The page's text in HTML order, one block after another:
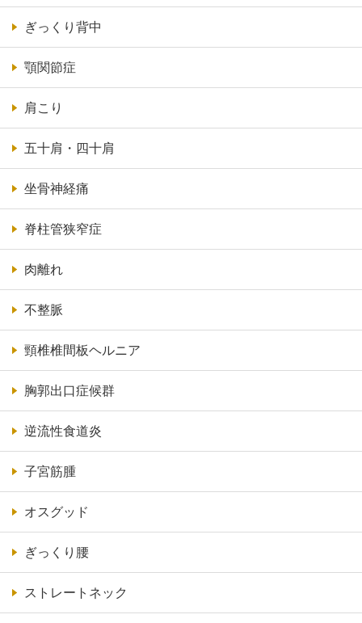
ぎっくり背中
顎関節症
肩こり
五十肩・四十肩
坐骨神経痛
脊柱管狭窄症
肉離れ
不整脈
頸椎椎間板ヘルニア
胸郭出口症候群
逆流性食道炎
子宮筋腫
オスグッド
ぎっくり腰
ストレートネック